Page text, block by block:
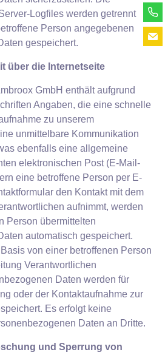
Logfiles werden getrennt
Person angegebenen
gespeichert.
über die Internetseite
GmbH enthält aufgrund
Angaben, die eine schnelle
zu unserem
unmittelbare Kommunikation
ebenfalls eine allgemeine
elektronischen Post (E-Mail-
eine betroffene Person per E-
den Kontakt mit dem
aufnimmt, werden
Person übermittelten
automatisch gespeichert.
von einer betroffenen Person
Verantwortlichen
Daten werden für
oder der Kontaktaufnahme zur
Es erfolgt keine
Daten an Dritte.
und Sperrung von